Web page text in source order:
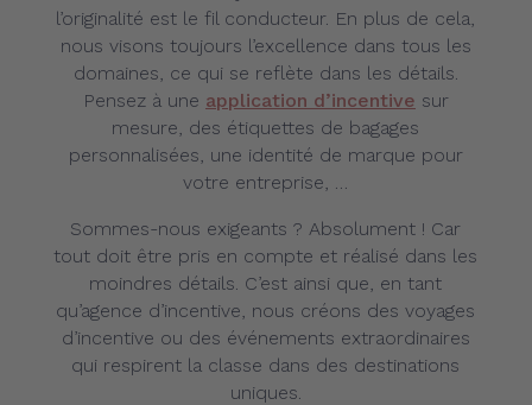
l’originalité est le fil conducteur. En plus de cela,
nous visons toujours l’excellence dans tous les
domaines, ce qui se reflète dans les détails.
Pensez à une application d’incentive sur
mesure, des étiquettes de bagages
personnalisées, une identité de marque pour
votre entreprise, …
Sommes-nous exigeants ? Absolument ! Car
tout doit être pris en compte et réalisé dans les
moindres détails. C’est ainsi que, en tant
qu’agence d’incentive, nous créons des voyages
d’incentive ou des événements extraordinaires
qui respirent la classe dans des destinations
uniques.